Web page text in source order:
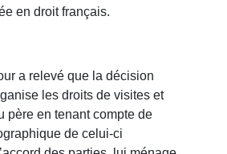
en droit français.
a relevé que la décision
les droits de visites et
père en tenant compte de
de celui-ci